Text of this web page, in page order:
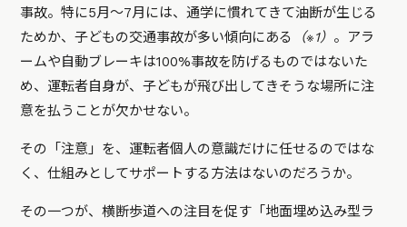
事故。特に5月〜7月には、通学に慣れてきて油断が生じる
ためか、子どもの交通事故が多い傾向にある
（※1） 。アラ
ームや自動ブレーキは100%事故を防げるものではないた
め、運転者自身が、子どもが飛び出してきそうな場所に注
意を払うことが欠かせない。
その「注意」を、運転者個人の意識だけに任せるのではな
く、仕組みとしてサポートする方法はないのだろうか。
その一つが、横断歩道への注目を促す「地面埋め込み型ラ